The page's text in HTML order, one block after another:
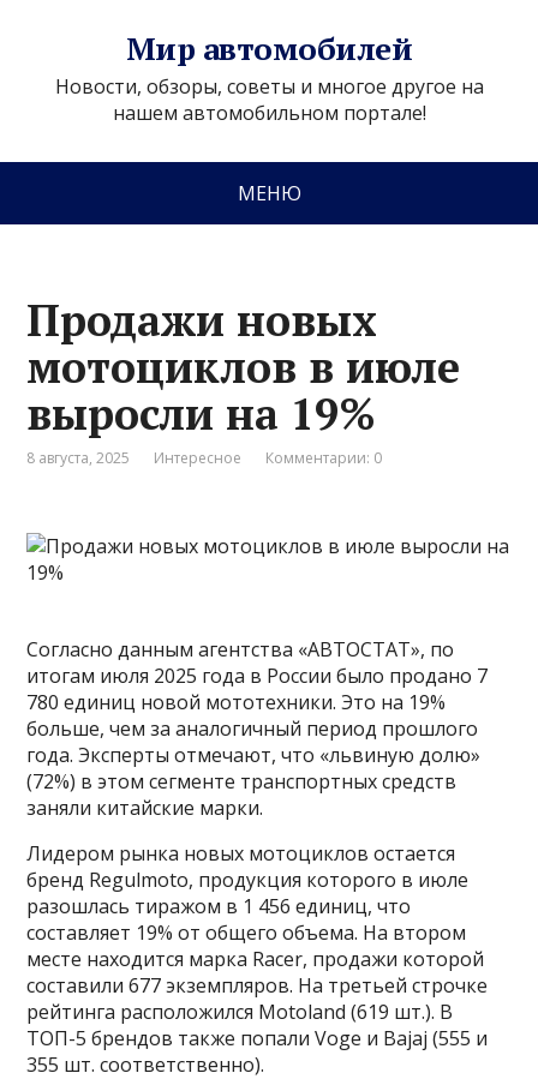
Мир автомобилей
Новости, обзоры, советы и многое другое на
нашем автомобильном портале!
МЕНЮ
Продажи новых
мотоциклов в июле
выросли на 19%
8 августа, 2025 Интересное Комментарии: 0
Согласно данным агентства «АВТОСТАТ», по
итогам июля 2025 года в России было продано 7
780 единиц новой мототехники. Это на 19%
больше, чем за аналогичный период прошлого
года. Эксперты отмечают, что «львиную долю»
(72%) в этом сегменте транспортных средств
заняли китайские марки.
Лидером рынка новых мотоциклов остается
бренд Regulmoto, продукция которого в июле
разошлась тиражом в 1 456 единиц, что
составляет 19% от общего объема. На втором
месте находится марка Racer, продажи которой
составили 677 экземпляров. На третьей строчке
рейтинга расположился Motoland (619 шт.). В
ТОП-5 брендов также попали Voge и Bajaj (555 и
355 шт. соответственно).